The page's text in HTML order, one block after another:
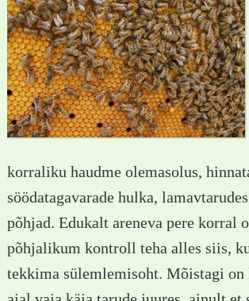
korraliku haudme olemasolus,
söödatagavarade hulka,
põhjad. Edukalt areneva pere korral
põhjalikum kontroll teha alles siis,
tekkima sülemlemisoht. Mõistagi on